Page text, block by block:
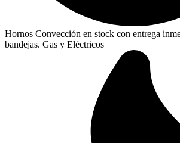
Hornos Convección en stock con entrega
bandejas. Gas y Eléctricos